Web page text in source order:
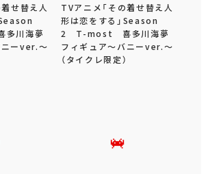
せ替え人
川海夢
ーver.～
TVアニメ「その着せ替え人
形は恋をする」Season
2 T-most 喜多川海夢
フィギュア～バニーver.～
（タイクレ限定）